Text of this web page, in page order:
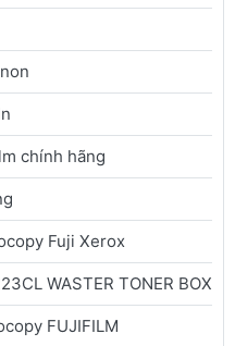
chính hãng
Fuji Xerox
WASTER TONER BOX
FUJIFILM